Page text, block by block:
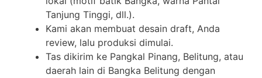
Tanjung Tinggi, dll.).
Kami akan membuat desain draft, Anda
review, lalu produksi dimulai.
Tas dikirim ke Pangkal Pinang, Belitung, atau
daerah lain di Bangka Belitung dengan